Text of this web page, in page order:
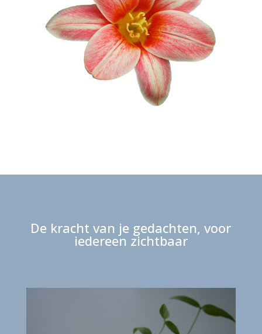
De kracht van je gedachten, voor
iedereen zichtbaar